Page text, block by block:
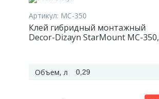
Артикул: MC-350
Клей гибридный монтажный
Decor-Dizayn StarMount MC-350,
Объем, л 0,29